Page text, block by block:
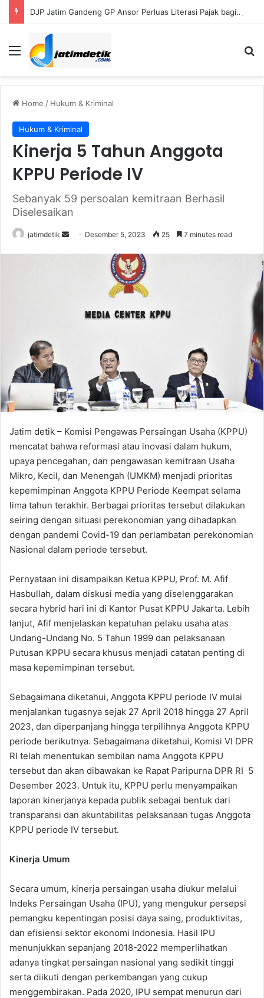
DJP Jatim Gandeng GP Ansor Perluas Literasi Pajak bagi UMKM dan Kader
Menu
Home / Hukum & Kriminal
Hukum & Kriminal
Kinerja 5 Tahun Anggota
KPPU Periode IV
Sebanyak 59 persoalan kemitraan Berhasil
Diselesaikan
jatimdetik Desember 5, 2023 25 7 minutes read
Jatim detik – Komisi Pengawas Persaingan Usaha (KPPU)
mencatat bahwa reformasi atau inovasi dalam hukum,
upaya pencegahan, dan pengawasan kemitraan Usaha
Mikro, Kecil, dan Menengah (UMKM) menjadi prioritas
kepemimpinan Anggota KPPU Periode Keempat selama
lima tahun terakhir. Berbagai prioritas tersebut dilakukan
seiring dengan situasi perekonomian yang dihadapkan
dengan pandemi Covid-19 dan perlambatan perekonomian
Nasional dalam periode tersebut.
Pernyataan ini disampaikan Ketua KPPU, Prof. M. Afif
Hasbullah, dalam diskusi media yang diselenggarakan
secara hybrid hari ini di Kantor Pusat KPPU Jakarta. Lebih
lanjut, Afif menjelaskan kepatuhan pelaku usaha atas
Undang-Undang No. 5 Tahun 1999 dan pelaksanaan
Putusan KPPU secara khusus menjadi catatan penting di
masa kepemimpinan tersebut.
Sebagaimana diketahui, Anggota KPPU periode IV mulai
menjalankan tugasnya sejak 27 April 2018 hingga 27 April
2023, dan diperpanjang hingga terpilihnya Anggota KPPU
periode berikutnya. Sebagaimana diketahui, Komisi VI DPR
RI telah menentukan sembilan nama Anggota KPPU
tersebut dan akan dibawakan ke Rapat Paripurna DPR RI 5
Desember 2023. Untuk itu, KPPU perlu menyampaikan
laporan kinerjanya kepada publik sebagai bentuk dari
transparansi dan akuntabilitas pelaksanaan tugas Anggota
KPPU periode IV tersebut.
Kinerja Umum
Secara umum, kinerja persaingan usaha diukur melalui
Indeks Persaingan Usaha (IPU), yang mengukur persepsi
pemangku kepentingan posisi daya saing, produktivitas,
dan efisiensi sektor ekonomi Indonesia. Hasil IPU
menunjukkan sepanjang 2018-2022 memperlihatkan
adanya tingkat persaingan nasional yang sedikit tinggi
serta diikuti dengan perkembangan yang cukup
menggembirakan. Pada 2020, IPU sempat menurun dari